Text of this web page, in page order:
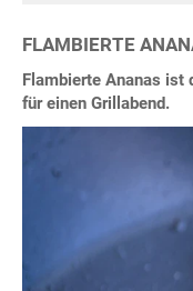
FLAMBIERTE
Flambierte Ananas ist
für einen Grillabend.